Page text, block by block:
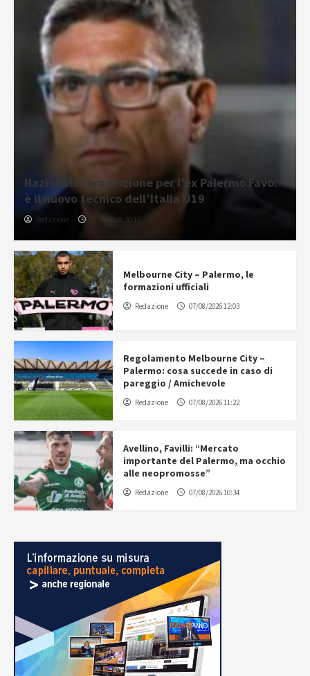
Nazionale, promozione per l’ex Palermo Favo:
è il nuovo tecnico dell’Italia U19
Redazione 07/08/2026 20:12
Melbourne City – Palermo, le
formazioni ufficiali
Redazione 07/08/2026 12:03
Regolamento Melbourne City –
Palermo: cosa succede in caso di
pareggio / Amichevole
Redazione 07/08/2026 11:22
Avellino, Favilli: “Mercato
importante del Palermo, ma occhio
alle neopromosse”
Redazione 07/08/2026 10:34